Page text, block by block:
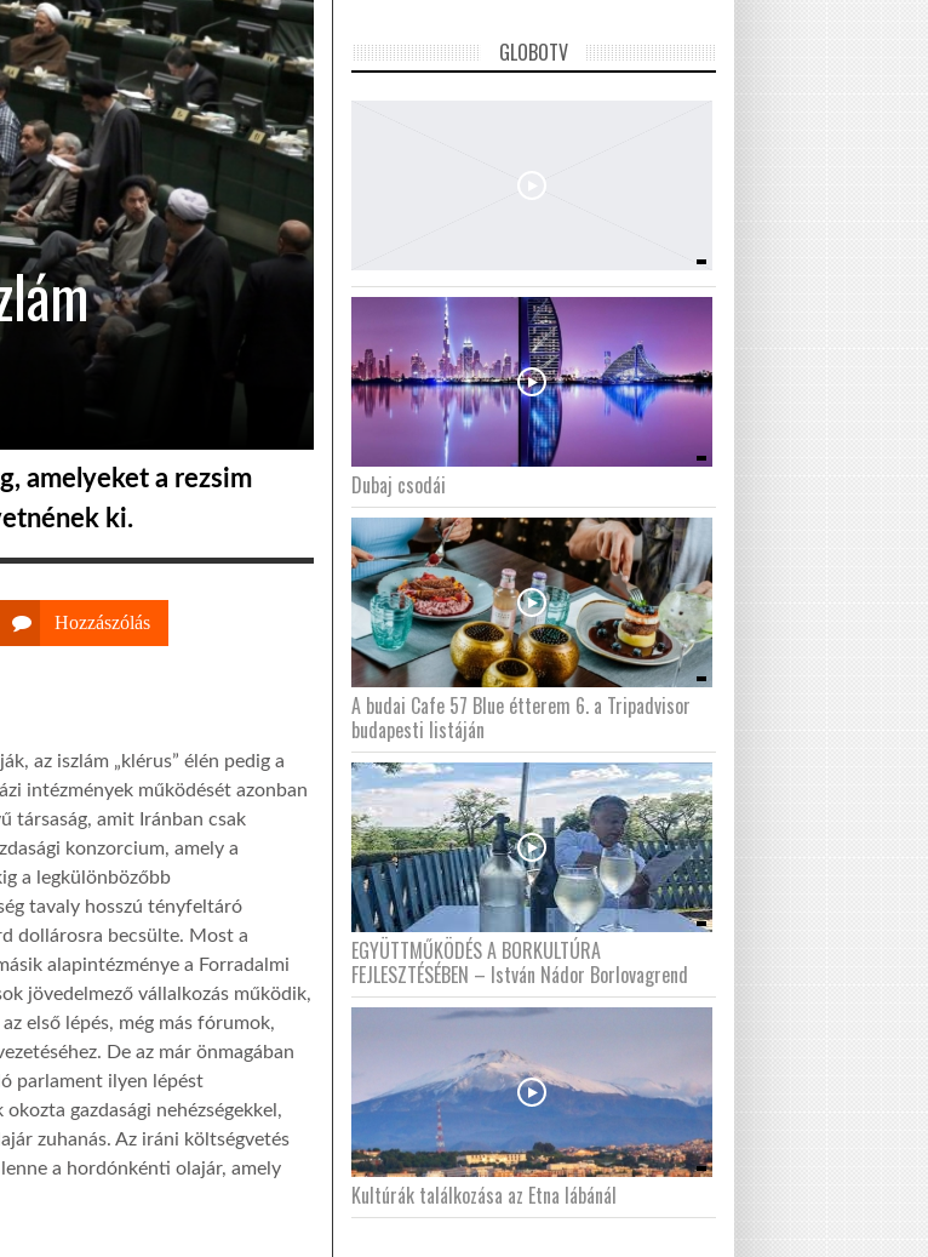
amelyeket a rezsim
ki.
Hozzászólás
az iszlám „klérus” élén pedig a
intézmények működését azonban
társaság, amit Iránban csak
konzorcium, amely a
a legkülönbözőbb
tavaly hosszú tényfeltáró
dollárosra becsülte. Most a
alapintézménye a Forradalmi
jövedelmező vállalkozás működik,
első lépés, még más fórumok,
De az már önmagában
parlament ilyen lépést
gazdasági nehézségekkel,
zuhanás. Az iráni költségvetés
a hordónkénti olajár, amely
GLOBOTV
Dubaj csodái
A budai Cafe 57 Blue étterem 6. a Tripadvisor
budapesti listáján
EGYÜTTMŰKÖDÉS A BORKULTÚRA
FEJLESZTÉSÉBEN – István Nádor Borlovagrend
Kultúrák találkozása az Etna lábánál